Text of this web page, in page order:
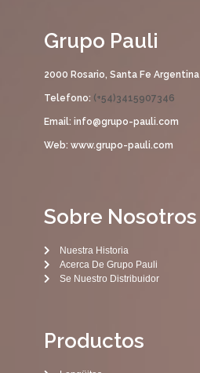
Grupo Pauli
2000 Rosario, Santa Fe Argentina
Telefono: (+54)3415907346
Email: info@grupo-pauli.com
Web: www.grupo-pauli.com
Sobre Nosotros
Nuestra Historia
Acerca De Grupo Pauli
Se Nuestro Distribuidor
Productos